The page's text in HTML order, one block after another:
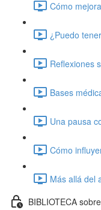
Cómo
¿Puedo
Reflexiones
Bases
Una pausa
Cómo
Más allá del
BIBLIOTECA